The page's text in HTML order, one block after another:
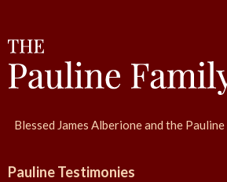
i
g
a
n
Blessed James Alberione and the
Pauline Testimonies